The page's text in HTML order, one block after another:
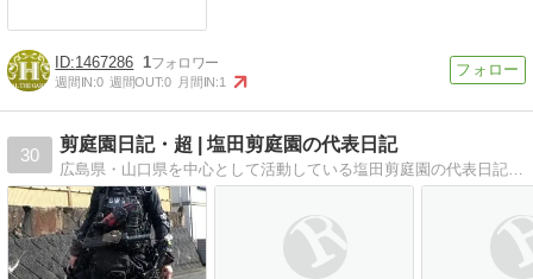
1467286 1
週間IN:0 週間OUT:0 月間IN:1
30
剪庭園日記・超 | 塩田剪庭園の代表日記
広島県・山口県を中心として活動している塩田剪庭園の代表日記。樹木内科・外科医（樹木の医者）として剪定、 樹木診断・治療、草・芝刈り作業等、小規模造園工事を承っています。